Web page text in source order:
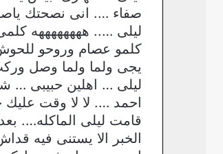
صفاء …. انى نصحتك
ليلى ….. ههههههههه
كلمو عصام وروحو
يجى ولما ولما وصل وركب
ليلى … اهلين حبيبى …
احمد …. لا لا وقت عليك
قامت ليلى الماكله….
الخبر الا يستنى فيه